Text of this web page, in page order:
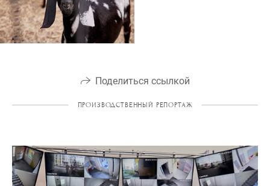
Поделиться ссылкой
ПРОИЗВОДСТВЕННЫЙ РЕПОРТАЖ